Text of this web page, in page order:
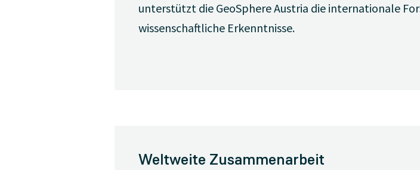
unterstützt die GeoSphere Austria die internationale
wissenschaftliche Erkenntnisse.
Weltweite Zusammenarbeit